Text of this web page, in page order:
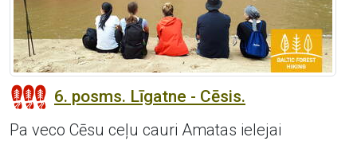
6. posms. Līgatne - Cēsis.
Pa veco Cēsu ceļu cauri Amatas ielejai